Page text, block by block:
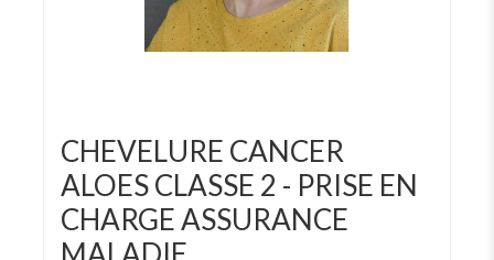
CHEVELURE CANCER
ALOES CLASSE 2 - PRISE EN
CHARGE ASSURANCE